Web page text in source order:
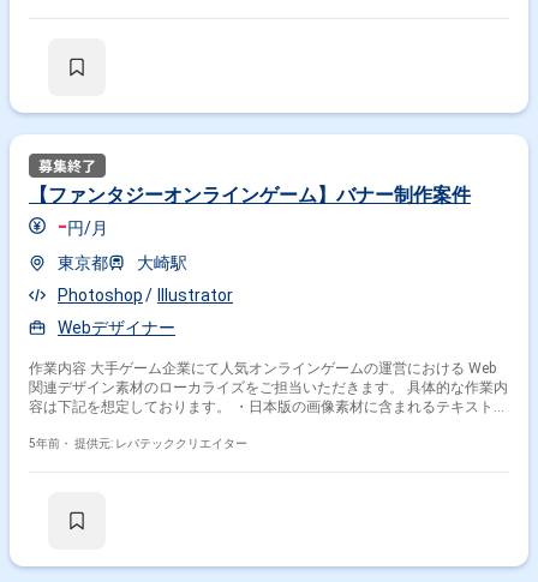
【ファンタジーオンラインゲーム】バナー制作案件
-円/月
東京都
大崎駅
Photoshop
Illustrator
Webデザイナー
作業内容 大手ゲーム企業にて人気オンラインゲームの運営における Web
関連デザイン素材のローカライズをご担当いただきます。 具体的な作業内
容は下記を想定しております。 ・日本版の画像素材に含まれるテキスト部
ズ・レイアウト変更 ※お任せする内容はスキルに応じて変動致します。
5年前・ 提供元: レバテッククリエイター